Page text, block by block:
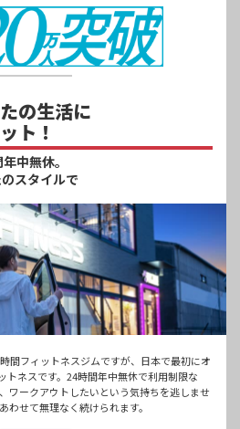
の生活に
ト！
中無休。
スタイルで
間フィットネスジムですが、日本で最初にオ
トネスです。24時間年中無休で利用制限な
ワークアウトしたいという気持ちを逃しませ
わせて無理なく続けられます。